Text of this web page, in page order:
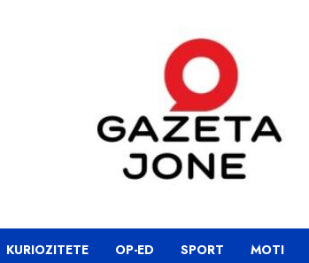
KURIOZITETE OP-ED SPORT MOTI